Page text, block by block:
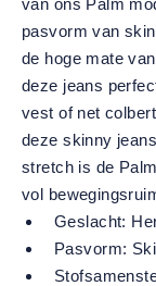
pasvorm van
de hoge mate
deze jeans
vest of net
deze skinny
stretch is de
vol
Geslacht:
Pasvorm: